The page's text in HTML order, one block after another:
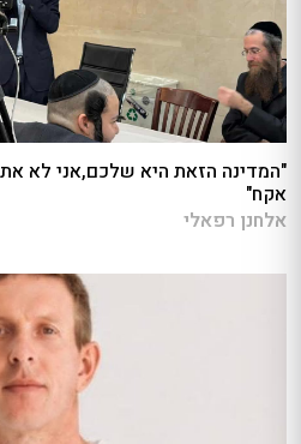
"המדינה הזאת היא שלכם,אני לא
אקח"
אלחנן רפאלי